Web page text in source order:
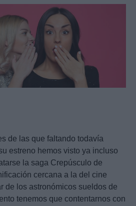
de las que faltando todavía
estreno hemos visto ya incluso
la saga Crepúsculo de
cercana a la del cine
de los astronómicos sueldos de
tenemos que contentarnos con